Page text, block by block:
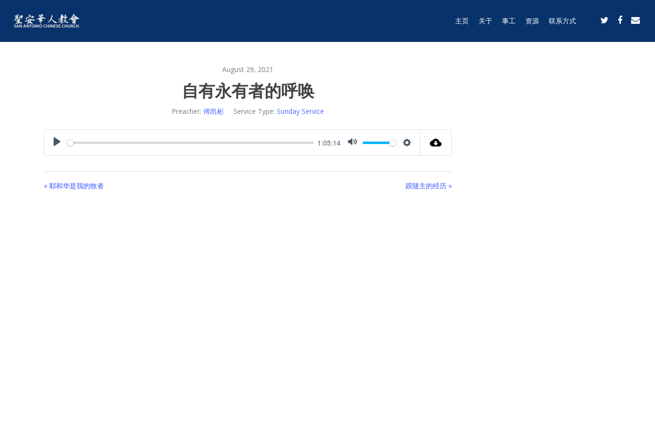
主页 关于 事工 资源 联系方式
August 29, 2021
自有永有者的呼唤
Preacher: 傅凯彬 Service Type: Sunday Service
1:05:14
« 耶和华是我的牧者 跟随主的经历 »